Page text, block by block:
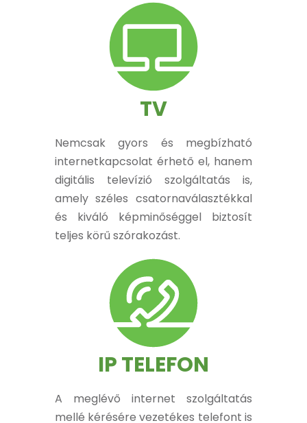
TV
Nemcsak gyors és megbízható
internetkapcsolat érhető el, hanem
digitális televízió szolgáltatás is,
amely széles csatornaválasztékkal
és kiváló képminőséggel biztosít
teljes körű szórakozást.
IP TELEFON
A meglévő internet szolgáltatás
mellé kérésére vezetékes telefont is